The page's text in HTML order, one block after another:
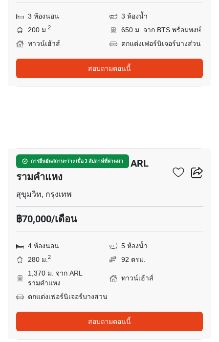
3 ห้องนอน
3 ห้องน้ำ
200 ม.2
650 ม. จาก BTS พร้อมพงษ์
ทาวน์เฮ้าส์
ตกแต่งเฟอร์นิเจอร์บางส่วน
สอบถามตอนนี้
การยืนยันสถานะว่าง เมื่อ 3 สัปดาห์ที่ผ่านมา
ทาวน์เฮ้าส์ 4-ห้องนอน ใกล้ ARL
รามคำแหง
สุขุมวิท, กรุงเทพ
฿70,000/เดือน
4 ห้องนอน
5 ห้องน้ำ
280 ม.2
92 ตรม.
1,370 ม. จาก ARL
รามคำแหง
ทาวน์เฮ้าส์
ตกแต่งเฟอร์นิเจอร์บางส่วน
สอบถามตอนนี้